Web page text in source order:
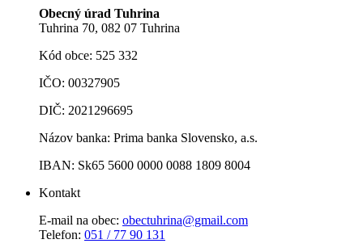
Obecný úrad Tuhrina
Tuhrina 70, 082 07 Tuhrina
Kód obce: 525 332
IČO: 00327905
DIČ: 2021296695
Názov banka: Prima banka Slovensko, a.s.
IBAN: Sk65 5600 0000 0088 1809 8004
Kontakt
E-mail na obec: obectuhrina@gmail.com
Telefon: 051 / 77 90 131